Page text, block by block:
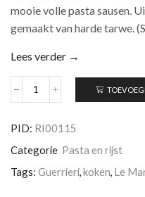
mooie volle pasta sausen.
gemaakt van harde tarwe.
Lees verder →
Calamaretto
bronzo
500
gr.
aantal
PID: RI00115
Categorie Pasta en rijst
Tags: Guerrieri,koken, Le